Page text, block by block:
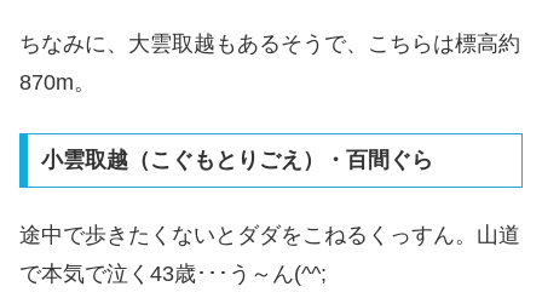
ちなみに、大雲取越もあるそうで、こちらは標高約
870m。
小雲取越（こぐもとりごえ）・百間ぐら
途中で歩きたくないとダダをこねるくっすん。山道
で本気で泣く43歳･･･う～ん(^^;